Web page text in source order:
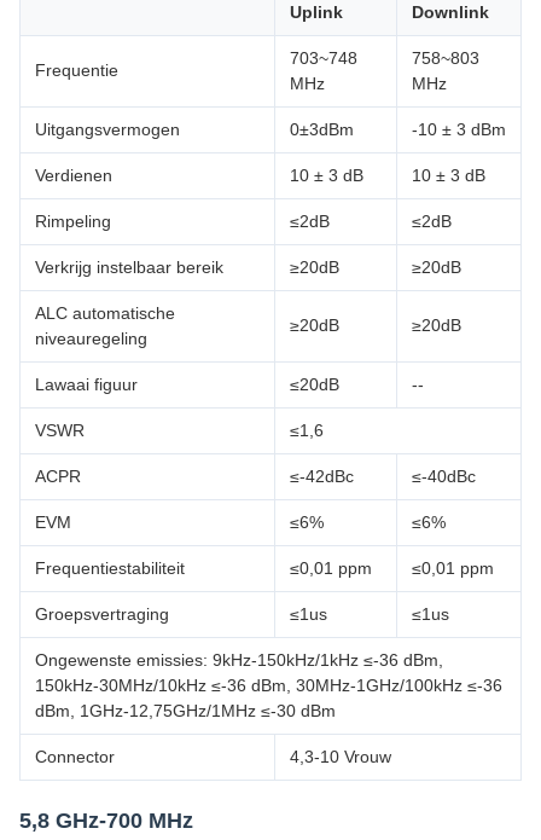
Uplink Downlink
Frequentie
703~748
MHz
758~803
MHz
Uitgangsvermogen 0±3dBm -10 ± 3 dBm
Verdienen 10 ± 3 dB 10 ± 3 dB
Rimpeling ≤2dB ≤2dB
Verkrijg instelbaar bereik ≥20dB ≥20dB
ALC automatische
niveauregeling
≥20dB ≥20dB
Lawaai figuur ≤20dB --
VSWR ≤1,6
ACPR ≤-42dBc ≤-40dBc
EVM ≤6% ≤6%
Frequentiestabiliteit ≤0,01 ppm ≤0,01 ppm
Groepsvertraging ≤1us ≤1us
Ongewenste emissies: 9kHz-150kHz/1kHz ≤-36 dBm,
150kHz-30MHz/10kHz ≤-36 dBm, 30MHz-1GHz/100kHz ≤-36
dBm, 1GHz-12,75GHz/1MHz ≤-30 dBm
Connector 4,3-10 Vrouw
5,8 GHz-700 MHz